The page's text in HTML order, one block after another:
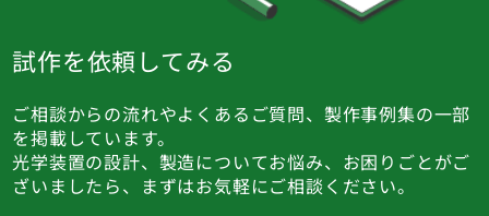
試作を依頼してみる
ご相談からの流れやよくあるご質問、製作事例集の一部
を掲載しています。
光学装置の設計、製造についてお悩み、お困りごとがご
ざいましたら、まずはお気軽にご相談ください。